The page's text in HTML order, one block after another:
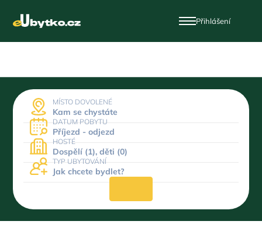
Přihlášení
MÍSTO DOVOLENÉ
Kam se chystáte
DATUM POBYTU
Příjezd - odjezd
HOSTÉ
Dospělí (1), děti (0)
TYP UBYTOVÁNÍ
Jak chcete bydlet?